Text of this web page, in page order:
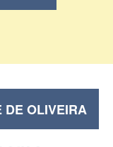
DE OLIVEIRA